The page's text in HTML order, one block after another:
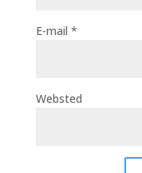
E-mail *
Websted